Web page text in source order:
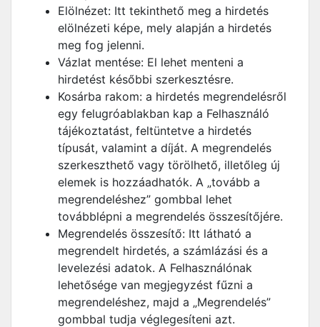
Elölnézet: Itt tekinthető meg a hirdetés
elölnézeti képe, mely alapján a hirdetés
meg fog jelenni.
Vázlat mentése: El lehet menteni a
hirdetést későbbi szerkesztésre.
Kosárba rakom: a hirdetés megrendelésről
egy felugróablakban kap a Felhasználó
tájékoztatást, feltüntetve a hirdetés
típusát, valamint a díját. A megrendelés
szerkeszthető vagy törölhető, illetőleg új
elemek is hozzáadhatók. A „tovább a
megrendeléshez” gombbal lehet
továbblépni a megrendelés összesítőjére.
Megrendelés összesítő: Itt látható a
megrendelt hirdetés, a számlázási és a
levelezési adatok. A Felhasználónak
lehetősége van megjegyzést fűzni a
megrendeléshez, majd a „Megrendelés”
gombbal tudja véglegesíteni azt.